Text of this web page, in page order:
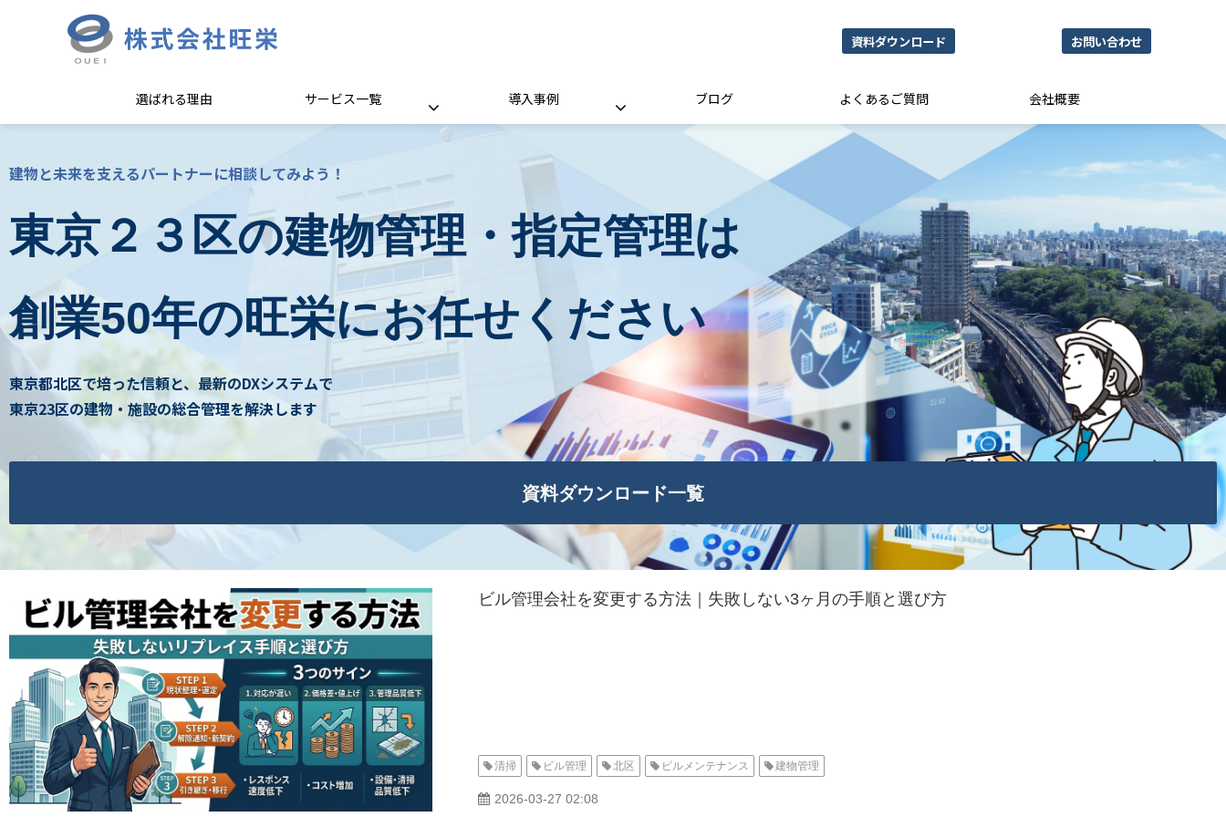
資料ダウンロード お問い合わせ
選ばれる理由 サービス一覧 導入事例 ブログ よくあるご質問 会社概要
建物と未来を支えるパートナーに相談してみよう！
東京２３区の建物管理・指定管理は
創業50年の旺栄にお任せください
東京都北区で培った信頼と、最新のDXシステムで
東京23区の建物・施設の総合管理を解決します
資料ダウンロード一覧
ビル管理会社を変更する方法｜失敗しない3ヶ月の手順と選び方
清掃 ビル管理 北区 ビルメンテナンス 建物管理
2026-03-27 02:08